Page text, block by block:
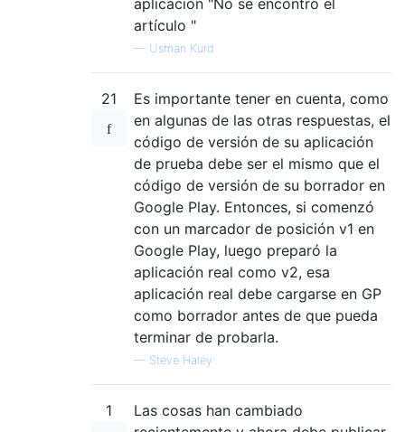
artículo "
— Usman Kurd
21
Es importante tener en cuenta, como
en algunas de las otras respuestas, el
código de versión de su aplicación
de prueba debe ser el mismo que el
código de versión de su borrador en
Google Play. Entonces, si comenzó
con un marcador de posición v1 en
Google Play, luego preparó la
aplicación real como v2, esa
aplicación real debe cargarse en GP
como borrador antes de que pueda
terminar de probarla.
— Steve Haley
1
Las cosas han cambiado